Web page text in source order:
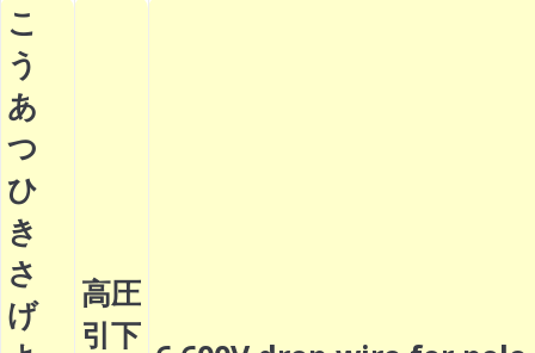
こ
う
あ
つ
ひ
き
さ
げ
高圧
引下